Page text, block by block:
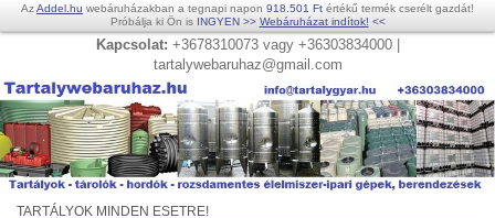
AzAddel.hu webáruházakban a tegnapi napon 918.501 Ft értékű termék cserélt gazdát!
Próbálja ki Ön is INGYEN >> Webáruházat indítok! <<
Kapcsolat: +3678310073 vagy +36303834000 |
tartalywebaruhaz@gmail.com
TARTÁLYOK MINDEN ESETRE!